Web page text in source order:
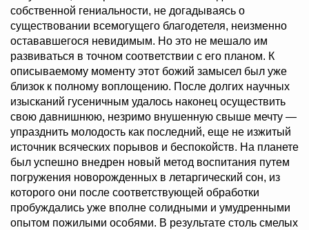
собственной гениальности, не догадываясь о
существовании всемогущего благодетеля, неизменно
остававшегося невидимым. Но это не мешало им
развиваться в точном соответствии с его планом. К
описываемому моменту этот божий замысел был уже
близок к полному воплощению. После долгих научных
изысканий гусеничным удалось наконец осуществить
свою давнишнюю, незримо внушенную свыше мечту —
упразднить молодость как последний, еще не изжитый
источник всяческих порывов и беспокойств. На планете
был успешно внедрен новый метод воспитания путем
погружения новорожденных в летаргический сон, из
которого они после соответствующей обработки
пробуждались уже вполне солидными и умудренными
опытом пожилыми особями. В результате столь смелых